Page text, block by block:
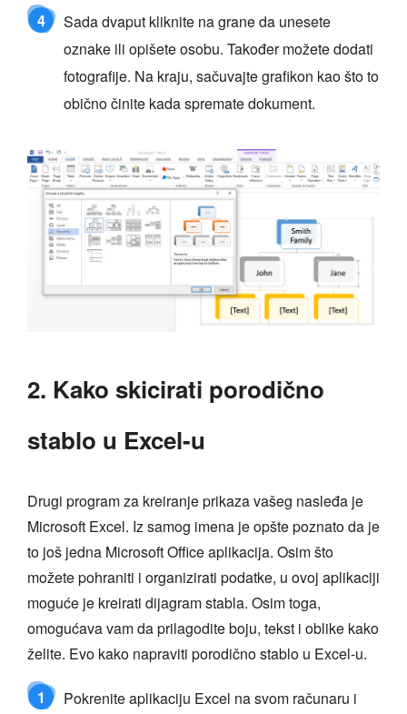
4
Sada dvaput kliknite na grane da unesete
oznake ili opišete osobu. Također možete dodati
fotografije. Na kraju, sačuvajte grafikon kao što to
obično činite kada spremate dokument.
2. Kako skicirati porodično
stablo u Excel-u
Drugi program za kreiranje prikaza vašeg nasleđa je
Microsoft Excel. Iz samog imena je opšte poznato da je
to još jedna Microsoft Office aplikacija. Osim što
možete pohraniti i organizirati podatke, u ovoj aplikaciji
moguće je kreirati dijagram stabla. Osim toga,
omogućava vam da prilagodite boju, tekst i oblike kako
želite. Evo kako napraviti porodično stablo u Excel-u.
1
Pokrenite aplikaciju Excel na svom računaru i